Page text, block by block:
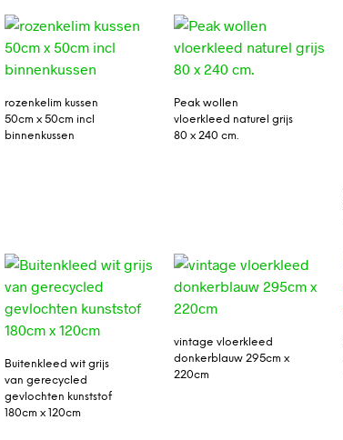
rozenkelim kussen
50cm x 50cm incl
binnenkussen
Peak wollen
vloerkleed naturel grijs
80 x 240 cm.
Buitenkleed wit grijs
van gerecycled
gevlochten kunststof
180cm x 120cm
vintage vloerkleed
donkerblauw 295cm x
220cm